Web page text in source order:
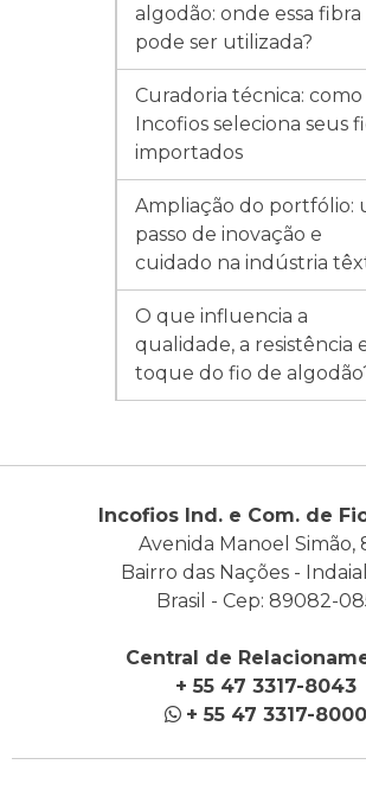
algodão: onde essa fibra
pode ser utilizada?
Curadoria técnica: como
Incofios seleciona seus
importados
Ampliação do portfólio:
passo de inovação e
cuidado na indústria
O que influencia a
qualidade, a resistência
toque do fio de
Incofios Ind. e Com. de
Avenida Manoel Simão,
Bairro das Nações -
Brasil - Cep: 89082-
Central de
+ 55 47 3317-8043
+ 55 47 3317-8000